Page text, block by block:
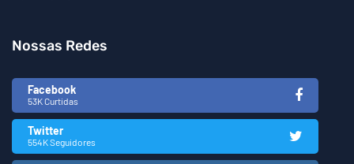
Nossas Redes
Facebook
53K Curtidas
Twitter
554K Seguidores